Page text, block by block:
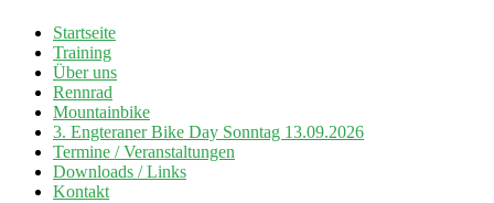
Zum
Inhalt
springen
Radsport TuS Engter
Startseite
Training
Über uns
Rennrad
Mountainbike
3. Engteraner Bike Day Sonntag 13.09.2026
Termine / Veranstaltungen
Downloads / Links
Kontakt